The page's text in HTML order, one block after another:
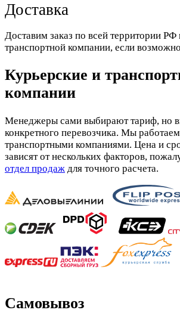
Доставка
Доставим заказ по всей территории
транспортной компании, если
Курьерские и
компании
Менеджеры сами выбирают тариф, но
конкретного перевозчика. Мы
транспортными компаниями. Цена и
зависят от нескольких факторов,
отдел продаж для точного расчета.
Самовывоз